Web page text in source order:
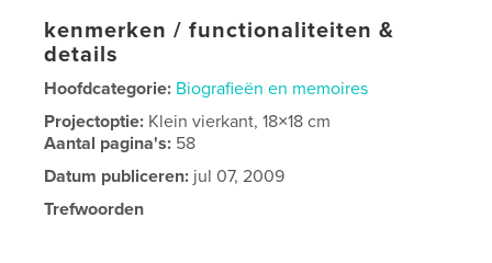
kenmerken / functionaliteiten &
details
Hoofdcategorie: Biografieën en memoires
Projectoptie: Klein vierkant, 18×18 cm
Aantal pagina's: 58
Datum publiceren: jul 07, 2009
Trefwoorden